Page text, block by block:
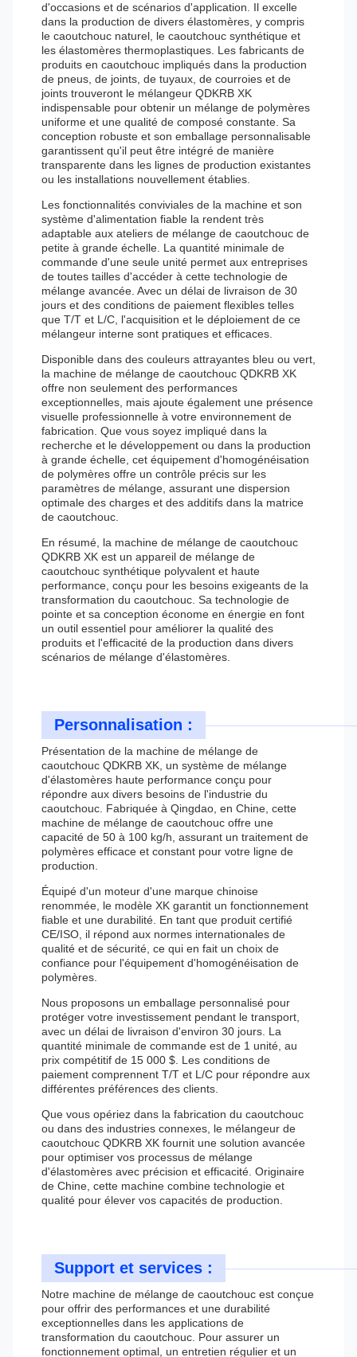
d'occasions et de scénarios d'application. Il excelle
dans la production de divers élastomères, y compris
le caoutchouc naturel, le caoutchouc synthétique et
les élastomères thermoplastiques. Les fabricants de
produits en caoutchouc impliqués dans la production
de pneus, de joints, de tuyaux, de courroies et de
joints trouveront le mélangeur QDKRB XK
indispensable pour obtenir un mélange de polymères
uniforme et une qualité de composé constante. Sa
conception robuste et son emballage personnalisable
garantissent qu'il peut être intégré de manière
transparente dans les lignes de production existantes
ou les installations nouvellement établies.
Les fonctionnalités conviviales de la machine et son
système d'alimentation fiable la rendent très
adaptable aux ateliers de mélange de caoutchouc de
petite à grande échelle. La quantité minimale de
commande d'une seule unité permet aux entreprises
de toutes tailles d'accéder à cette technologie de
mélange avancée. Avec un délai de livraison de 30
jours et des conditions de paiement flexibles telles
que T/T et L/C, l'acquisition et le déploiement de ce
mélangeur interne sont pratiques et efficaces.
Disponible dans des couleurs attrayantes bleu ou vert,
la machine de mélange de caoutchouc QDKRB XK
offre non seulement des performances
exceptionnelles, mais ajoute également une présence
visuelle professionnelle à votre environnement de
fabrication. Que vous soyez impliqué dans la
recherche et le développement ou dans la production
à grande échelle, cet équipement d'homogénéisation
de polymères offre un contrôle précis sur les
paramètres de mélange, assurant une dispersion
optimale des charges et des additifs dans la matrice
de caoutchouc.
En résumé, la machine de mélange de caoutchouc
QDKRB XK est un appareil de mélange de
caoutchouc synthétique polyvalent et haute
performance, conçu pour les besoins exigeants de la
transformation du caoutchouc. Sa technologie de
pointe et sa conception économe en énergie en font
un outil essentiel pour améliorer la qualité des
produits et l'efficacité de la production dans divers
scénarios de mélange d'élastomères.
Personnalisation :
Présentation de la machine de mélange de
caoutchouc QDKRB XK, un système de mélange
d'élastomères haute performance conçu pour
répondre aux divers besoins de l'industrie du
caoutchouc. Fabriquée à Qingdao, en Chine, cette
machine de mélange de caoutchouc offre une
capacité de 50 à 100 kg/h, assurant un traitement de
polymères efficace et constant pour votre ligne de
production.
Équipé d'un moteur d'une marque chinoise
renommée, le modèle XK garantit un fonctionnement
fiable et une durabilité. En tant que produit certifié
CE/ISO, il répond aux normes internationales de
qualité et de sécurité, ce qui en fait un choix de
confiance pour l'équipement d'homogénéisation de
polymères.
Nous proposons un emballage personnalisé pour
protéger votre investissement pendant le transport,
avec un délai de livraison d'environ 30 jours. La
quantité minimale de commande est de 1 unité, au
prix compétitif de 15 000 $. Les conditions de
paiement comprennent T/T et L/C pour répondre aux
différentes préférences des clients.
Que vous opériez dans la fabrication du caoutchouc
ou dans des industries connexes, le mélangeur de
caoutchouc QDKRB XK fournit une solution avancée
pour optimiser vos processus de mélange
d'élastomères avec précision et efficacité. Originaire
de Chine, cette machine combine technologie et
qualité pour élever vos capacités de production.
Support et services :
Notre machine de mélange de caoutchouc est conçue
pour offrir des performances et une durabilité
exceptionnelles dans les applications de
transformation du caoutchouc. Pour assurer un
fonctionnement optimal, un entretien régulier et un